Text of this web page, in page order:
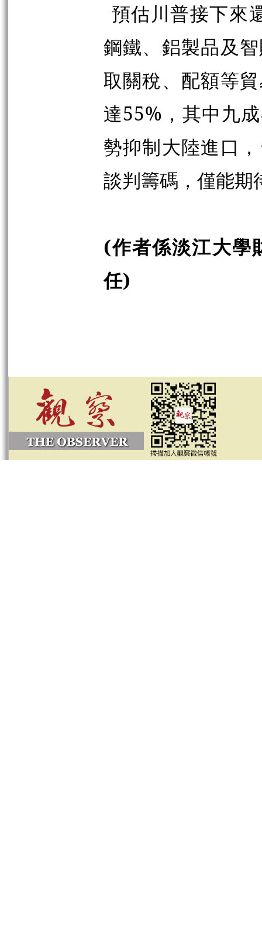
預估川普接下來
鋼鐵、鋁製品及
取關稅、配額等
達55%，其中九
勢抑制大陸進口
談判籌碼，僅能期
(作者係淡江大學
任)